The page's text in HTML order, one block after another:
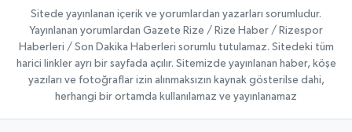
Sitede yayınlanan içerik ve yorumlardan yazarları sorumludur.
Yayınlanan yorumlardan Gazete Rize / Rize Haber / Rizespor
Haberleri / Son Dakika Haberleri sorumlu tutulamaz. Sitedeki tüm
harici linkler ayrı bir sayfada açılır. Sitemizde yayınlanan haber, köşe
yazıları ve fotoğraflar izin alınmaksızın kaynak gösterilse dahi,
herhangi bir ortamda kullanılamaz ve yayınlanamaz